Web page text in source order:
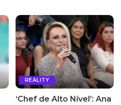
REALITY
‘Chef de Alto Nível’: Ana